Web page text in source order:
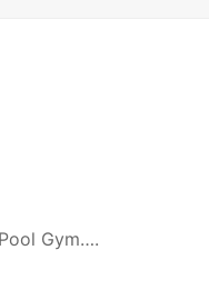
Gym….